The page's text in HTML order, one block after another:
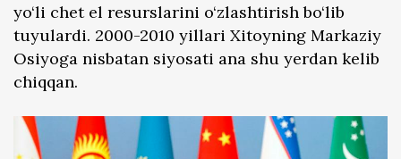
yo‘li chet el resurslarini o‘zlashtirish bo‘lib
tuyulardi. 2000-2010 yillari Xitoyning Markaziy
Osiyoga nisbatan siyosati ana shu yerdan kelib
chiqqan.